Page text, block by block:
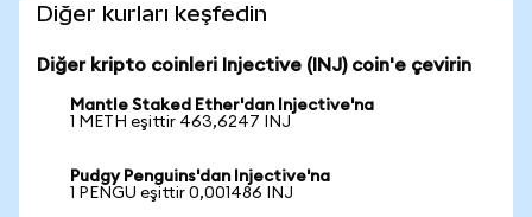
Diğer kurları keşfedin
Diğer kripto coinleri Injective (INJ) coin'e çevirin
Mantle Staked Ether'dan Injective'na
1 METH eşittir 463,6247 INJ
Pudgy Penguins'dan Injective'na
1 PENGU eşittir 0,001486 INJ